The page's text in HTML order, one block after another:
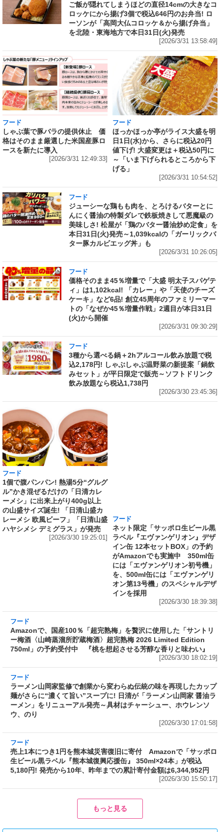
ご飯が隠れてしまうほどの直径14cmの大きなコ
ロッケにから揚げ3個で税込646円のお弁当! ロ
ーソンが「高岡大仏コロッケ＆から揚げ弁当」
を北陸・東海地方で本日31日(火)発売
[2026/3/31 13:58:49]
フード
しゃぶ葉で豚バラの提供休止 価
格はそのまま厳選した米国産豚ロ
ースを新たに導入
[2026/3/31 12:49:33]
フード
ほっかほっか亭がライス大盛を明
日1日(水)から、さらに税込20円
値下げ! 大盛変更は＋税込50円に
～「いま下げられるところから下
げる」
[2026/3/31 10:54:52]
フード
ジューシーな鶏もも肉を、とろけるバターとに
んにく醤油の特製ダレで鉄板焼きして悪魔級の
美味しさ! 松屋が「鶏のバター醤油炒め定食」を
本日31日(火)発売～1,039kcalの「ガーリックバ
ター豚カルビエッグ丼」も
[2026/3/31 10:26:05]
フード
価格そのまま45％増量で「大盛 明太子スパゲテ
ィ」は1,102kcal! 「カレー」や「天使のチーズ
ケーキ」など6品! 創立45周年のファミリーマー
トの「なぜか45％増量作戦」2週目が本日31日
(火)から開催
[2026/3/31 09:30:29]
フード
3種から選べる鍋＋2hアルコール飲み放題で税
込2,178円! しゃぶしゃぶ温野菜の新提案「鍋飲
みセット」が平日限定で販売～ソフトドリンク
飲み放題なら税込1,738円
[2026/3/30 23:45:36]
フード
1個で腹パンパン! 熱湯5分“グルグ
ル”かき混ぜるだけの「日清カレ
ーメシ」に出来上がり400g以上
の山盛サイズ誕生! 「日清山盛カ
レーメシ 欧風ビーフ」「日清山盛
ハヤシメシ デミグラス」が発売
[2026/3/30 19:25:01]
には「エヴァンゲリオン初号機」
を、500ml缶には「エヴァンゲリ
オン第13号機」のスペシャルデザ
インを採用
[2026/3/30 18:39:38]
Amazonで、国産100％「超完熟梅」を贅沢に使
用した「サントリー梅酒〈山崎蒸溜所貯蔵梅
酒〉超完熟梅 2026 Limited Edition 750ml」の
予約受付中 『桃を想起させる芳醇な香りと味
[2026/3/30 18:02:19]
フード
ラーメン山岡家監修で創業から変わらぬ伝統の
味を再現したカップ麺がさらに“濃くて旨い”ス
ン」をリニューアル発売～具材はチャーシュ
ー、ホウレンソウ、のり
[2026/3/30 17:01:58]
売上1本につき1円を熊本城災害復旧に寄付
城復興応援缶』 350ml×24本」が税込5,180円!
発売から10年、昨年までの累計寄付金額は
6,344,952円
[2026/3/30 15:50:17]